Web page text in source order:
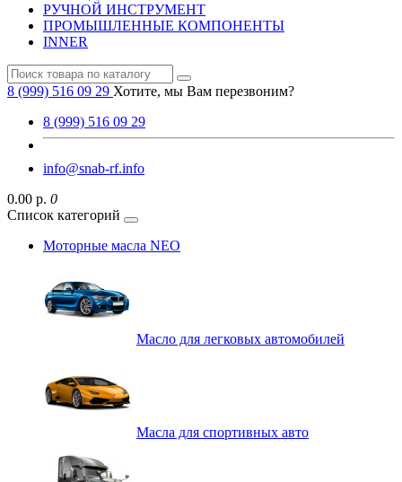
РУЧНОЙ ИНСТРУМЕНТ
ПРОМЫШЛЕННЫЕ КОМПОНЕНТЫ
INNER
8 (999) 516 09 29 Хотите, мы Вам перезвоним?
8 (999) 516 09 29
info@snab-rf.info
0.00 р. 0
Список категорий
Моторные масла NEO
Масло для легковых автомобилей
Масла для спортивных авто